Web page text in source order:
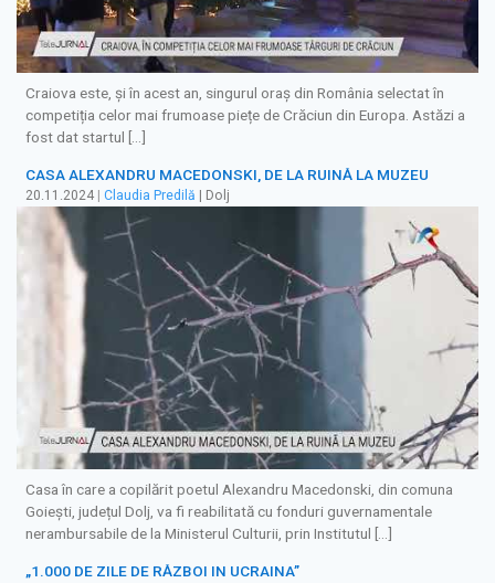
Craiova este, și în acest an, singurul oraș din România selectat în
competiția celor mai frumoase piețe de Crăciun din Europa. Astăzi a
fost dat startul […]
CASA ALEXANDRU MACEDONSKI, DE LA RUINĂ LA MUZEU
20.11.2024 Claudia Predilă | Dolj
Casa în care a copilărit poetul Alexandru Macedonski, din comuna
Goiești, județul Dolj, va fi reabilitată cu fonduri guvernamentale
nerambursabile de la Ministerul Culturii, prin Institutul […]
„1.000 DE ZILE DE RĂZBOI IN UCRAINA”